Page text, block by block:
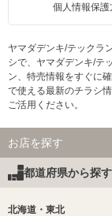
個人情報保護
ヤマダデンキ/テックラ
シで、ヤマダデンキ/テ
ン、特売情報をすぐに
で使える最新のチラシ
ご活用ください。
お店を探す
都道府県から探す
北海道・東北